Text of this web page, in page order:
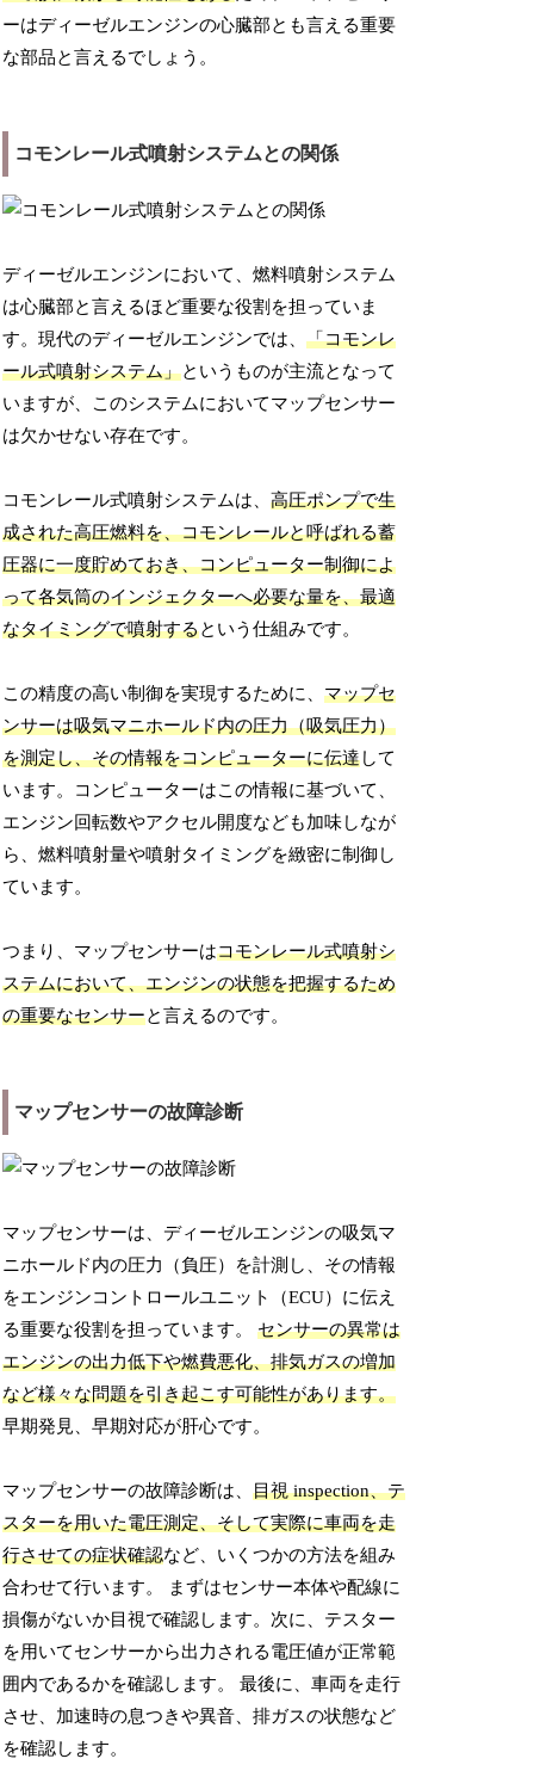
ーはディーゼルエンジンの心臓部とも言える重要
な部品と言えるでしょう。
コモンレール式噴射システムとの関係
ディーゼルエンジンにおいて、燃料噴射システム
は心臓部と言えるほど重要な役割を担っていま
す。現代のディーゼルエンジンでは、「コモンレ
ール式噴射システム」というものが主流となって
いますが、このシステムにおいてマップセンサー
は欠かせない存在です。
コモンレール式噴射システムは、高圧ポンプで生
成された高圧燃料を、コモンレールと呼ばれる蓄
圧器に一度貯めておき、コンピューター制御によ
って各気筒のインジェクターへ必要な量を、最適
なタイミングで噴射するという仕組みです。
この精度の高い制御を実現するために、マップセ
ンサーは吸気マニホールド内の圧力（吸気圧力）
を測定し、その情報をコンピューターに伝達して
います。コンピューターはこの情報に基づいて、
エンジン回転数やアクセル開度なども加味しなが
ら、燃料噴射量や噴射タイミングを緻密に制御し
ています。
つまり、マップセンサーはコモンレール式噴射シ
ステムにおいて、エンジンの状態を把握するため
の重要なセンサーと言えるのです。
マップセンサーの故障診断
マップセンサーは、ディーゼルエンジンの吸気マ
ニホールド内の圧力（負圧）を計測し、その情報
をエンジンコントロールユニット（ECU）に伝え
る重要な役割を担っています。センサーの異常は
エンジンの出力低下や燃費悪化、排気ガスの増加
など様々な問題を引き起こす可能性があります。
早期発見、早期対応が肝心です。
マップセンサーの故障診断は、目視 inspection、テ
スターを用いた電圧測定、そして実際に車両を走
行させての症状確認など、いくつかの方法を組み
合わせて行います。 まずはセンサー本体や配線に
損傷がないか目視で確認します。次に、テスター
を用いてセンサーから出力される電圧値が正常範
囲内であるかを確認します。 最後に、車両を走行
させ、加速時の息つきや異音、排ガスの状態など
を確認します。